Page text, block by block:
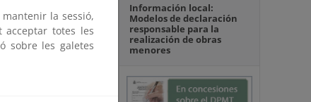
Información local:
Modelos de declaración
responsable para la
realización de obras
menores
la sessió,
acceptar totes les
sobre les galetes